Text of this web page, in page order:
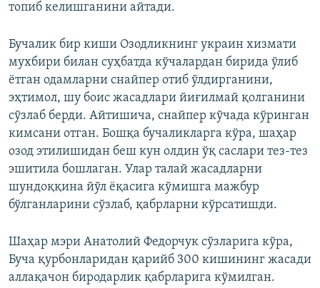
топиб келишганини айтади.
Бучалик бир киши Озодликнинг украин хизмати
мухбири билан суҳбатда кўчалардан бирида ўлиб
ётган одамларни снайпер отиб ўлдирганини,
эҳтимол, шу боис жасадлари йиғилмай қолганини
сўзлаб берди. Айтишича, снайпер кўчада кўринган
кимсани отган. Бошқа бучаликларга кўра, шаҳар
озод этилишидан беш кун олдин ўқ саслари тез-тез
эшитила бошлаган. Улар талай жасадларни
шундоққина йўл ёқасига кўмишга мажбур
бўлганларини сўзлаб, қабрларни кўрсатишди.
Шаҳар мэри Анатолий Федорчук сўзларига кўра,
Буча қурбонларидан қарийб 300 кишининг жасади
аллақачон биродарлик қабрларига кўмилган.